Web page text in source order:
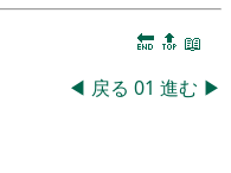
🔚 🔝 📖
◀ 戻る 01 進む ▶